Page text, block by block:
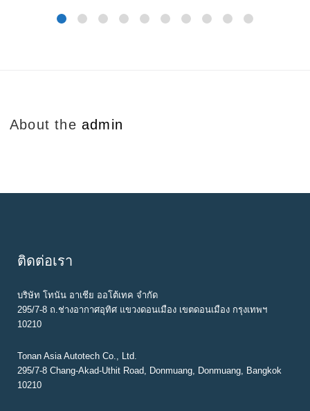
About the admin
ติดต่อเรา
บริษัท โทนัน อาเชีย ออโต้เทค จำกัด
295/7-8 ถ.ช่างอากาศอุทิศ แขวงดอนเมือง เขตดอนเมือง กรุงเทพฯ
10210
Tonan Asia Autotech Co., Ltd.
295/7-8 Chang-Akad-Uthit Road, Donmuang, Donmuang, Bangkok
10210